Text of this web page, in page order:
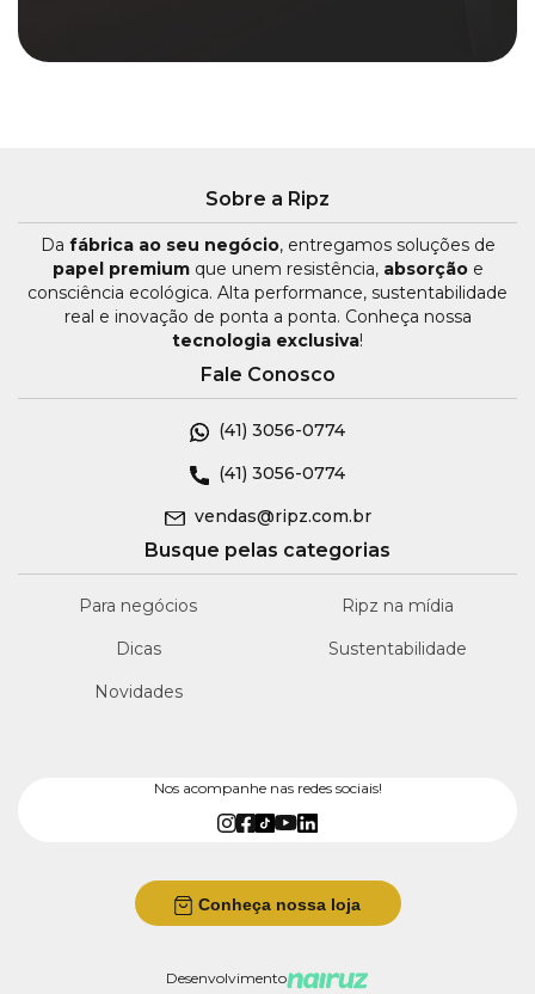
Sobre a Ripz
Da fábrica ao seu negócio, entregamos soluções de
papel premiumque unem resistência, absorçãoe
consciência ecológica. Alta performance, sustentabilidade
real e inovação de ponta a ponta. Conheça nossa
tecnologia exclusiva!
Fale Conosco
(41) 3056-0774
(41) 3056-0774
vendas@ripz.com.br
Busque pelas categorias
Para negócios
Dicas
Novidades
Ripz na mídia
Sustentabilidade
Nos acompanhe nas redes sociais!
Conheça nossa loja
Desenvolvimento